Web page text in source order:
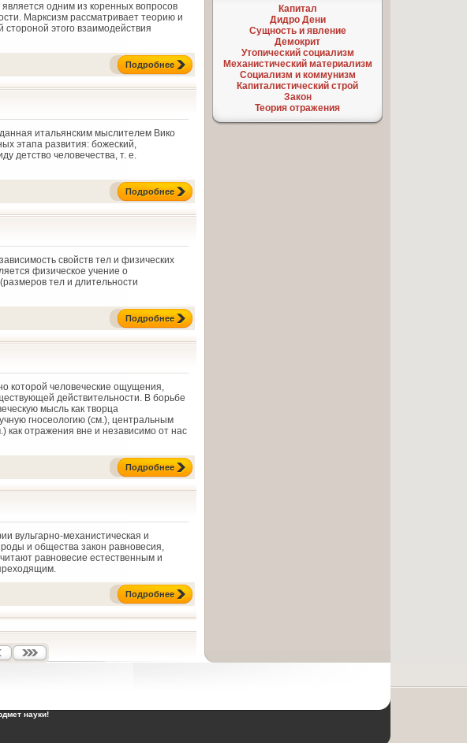
Капитал
Дидро Дени
Сущность и явление
Демокрит
Утопический социализм
Механистический материализм
Социализм и коммунизм
Капиталистический строй
Закон
Теория отражения
одним из коренных вопросов
Марксизм рассматривает теорию и
этого взаимодействия
Подробнее
итальянским мыслителем Вико
этапа развития: божеский,
детство человечества, т. е.
Подробнее
свойств тел и физических
физическое учение о
тел и длительности
Подробнее
которой человеческие ощущения,
действительности. В борьбе
мысль как творца
гносеологию (см.), центральным
отражения вне и независимо от нас
Подробнее
вульгарно-механистическая и
и общества закон равновесия,
равновесие естественным и
Подробнее
науки!